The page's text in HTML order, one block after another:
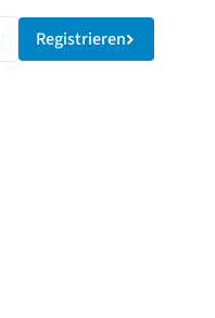
Registrieren